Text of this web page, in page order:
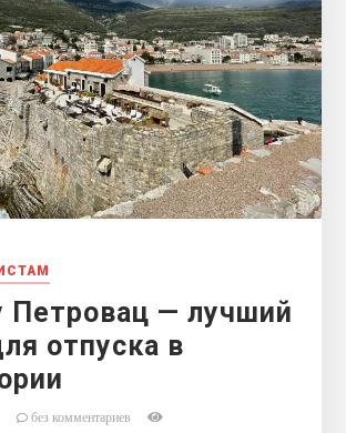
Петровац — лучший
отпуска в
без комментариев